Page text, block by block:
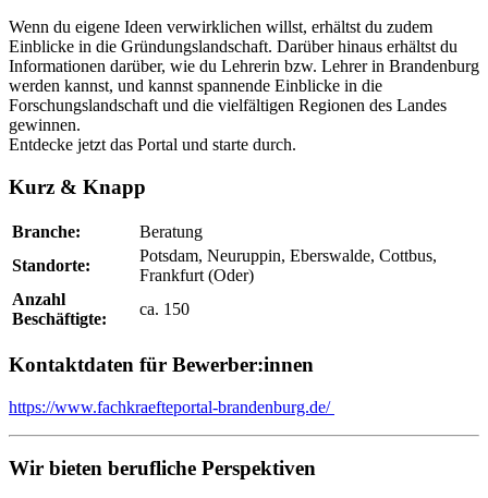
Wenn du eigene Ideen verwirklichen willst, erhältst du zudem
Einblicke in die Gründungslandschaft. Darüber hinaus erhältst du
Informationen darüber, wie du Lehrerin bzw. Lehrer in Brandenburg
werden kannst, und kannst spannende Einblicke in die
Forschungslandschaft und die vielfältigen Regionen des Landes
gewinnen.
Entdecke jetzt das Portal und starte durch.
Kurz & Knapp
Branche:
Beratung
Standorte:
Potsdam, Neuruppin, Eberswalde, Cottbus,
Frankfurt (Oder)
Anzahl
Beschäftigte:
ca. 150
Kontaktdaten für Bewerber:innen
https://www.fachkraefteportal-brandenburg.de/
Wir bieten berufliche Perspektiven